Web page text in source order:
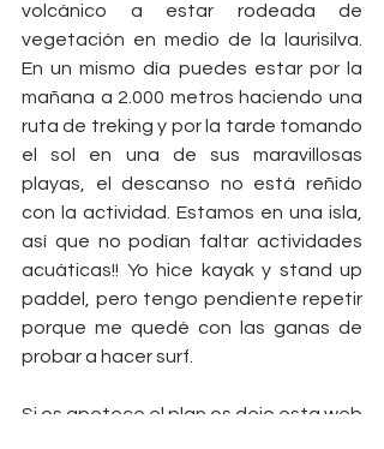
volcánico a estar rodeada de
vegetación en medio de la laurisilva.
En un mismo día puedes estar por la
mañana a 2.000 metros haciendo una
ruta de treking y por la tarde tomando
el sol en una de sus maravillosas
playas, el descanso no está reñido
con la actividad. Estamos en una isla,
así que no podían faltar actividades
acuáticas!! Yo hice kayak y stand up
paddel, pero tengo pendiente repetir
porque me quedé con las ganas de
probar a hacer surf.
Si os apetece el plan os dejo esta web